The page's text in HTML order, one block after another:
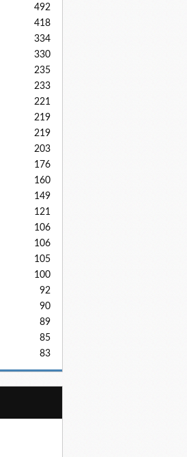
492
418
334
330
235
233
221
219
219
203
176
160
149
121
106
106
105
100
92
90
89
85
83